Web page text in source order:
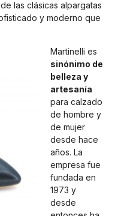
las clásicas alpargatas
y moderno que
Martinelli es
sinónimo de
belleza y
artesanía
para calzado
de hombre y
de mujer
desde hace
años. La
empresa fue
fundada en
1973 y
desde